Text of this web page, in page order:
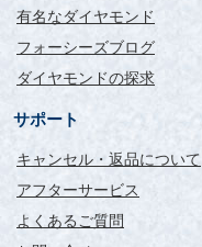
有名なダイヤモンド
フォーシーズブログ
ダイヤモンドの探求
サポート
キャンセル・返品について
アフターサービス
よくあるご質問